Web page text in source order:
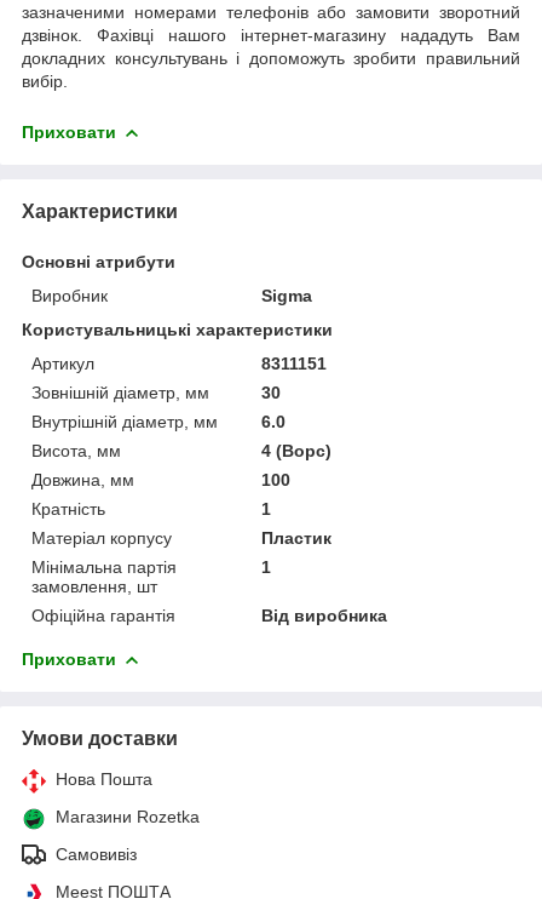
зазначеними номерами телефонів або замовити зворотний
дзвінок. Фахівці нашого інтернет-магазину нададуть Вам
докладних консультувань і допоможуть зробити правильний
вибір.
Приховати
Характеристики
Основні атрибути
Виробник
Sigma
Користувальницькі характеристики
Артикул
8311151
Зовнішній діаметр, мм
30
Внутрішній діаметр, мм
6.0
Висота, мм
4 (Ворс)
Довжина, мм
100
Кратність
1
Матеріал корпусу
Пластик
Мінімальна партія
замовлення, шт
1
Офіційна гарантія Від виробника
Приховати
Умови доставки
Нова Пошта
Магазини Rozetka
Самовивіз
Meest ПОШТА